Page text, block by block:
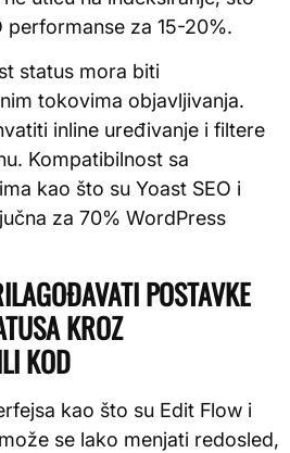
performanse za 15-20%.
status mora biti
tokovima objavljivanja.
inline uređivanje i filtere
Kompatibilnost sa
kao što su Yoast SEO i
za 70% WordPress
POSTAVKE
KROZ
KOD
kao što su Edit Flow i
se lako menjati redosled,